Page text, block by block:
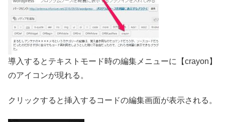
導入するとテキストモード時の編集メニューに【crayon】
のアイコンが現れる。
クリックすると挿入するコードの編集画面が表示される。